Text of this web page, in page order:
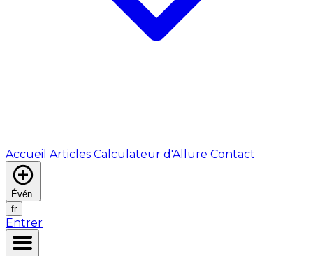
Accueil Articles Calculateur d'Allure Contact
Évén.
fr
Entrer